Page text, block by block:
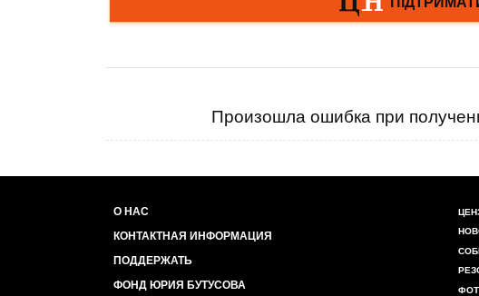
Произошла ошибка при
О НАС
КОНТАКТНАЯ ИНФОРМАЦИЯ
ПОДДЕРЖАТЬ
ФОНД ЮРИЯ БУТУСОВА